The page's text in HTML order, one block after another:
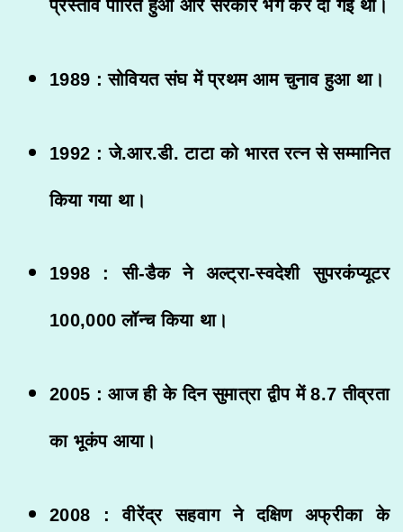
प्रस्ताव पारित हुआ और सरकार भंग कर दी गई थी।
1989 : सोवियत संघ में प्रथम आम चुनाव हुआ था।
1992 : जे.आर.डी. टाटा को भारत रत्न से सम्मानित
किया गया था।
1998 : सी-डैक ने अल्ट्रा-स्वदेशी सुपरकंप्यूटर
100,000 लॉन्च किया था।
2005 : आज ही के दिन सुमात्रा द्वीप में 8.7 तीव्रता
का भूकंप आया।
2008 : वीरेंद्र सहवाग ने दक्षिण अफ्रीका के